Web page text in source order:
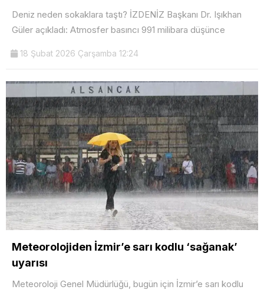
Deniz neden sokaklara taştı? İZDENİZ Başkanı Dr. Işıkhan
Güler açıkladı: Atmosfer basıncı 991 milibara düşünce
18 Şubat 2026 Çarşamba 12:24
Meteorolojiden İzmir’e sarı kodlu ‘sağanak’
uyarısı
Meteoroloji Genel Müdürlüğü, bugün için İzmir’e sarı kodlu